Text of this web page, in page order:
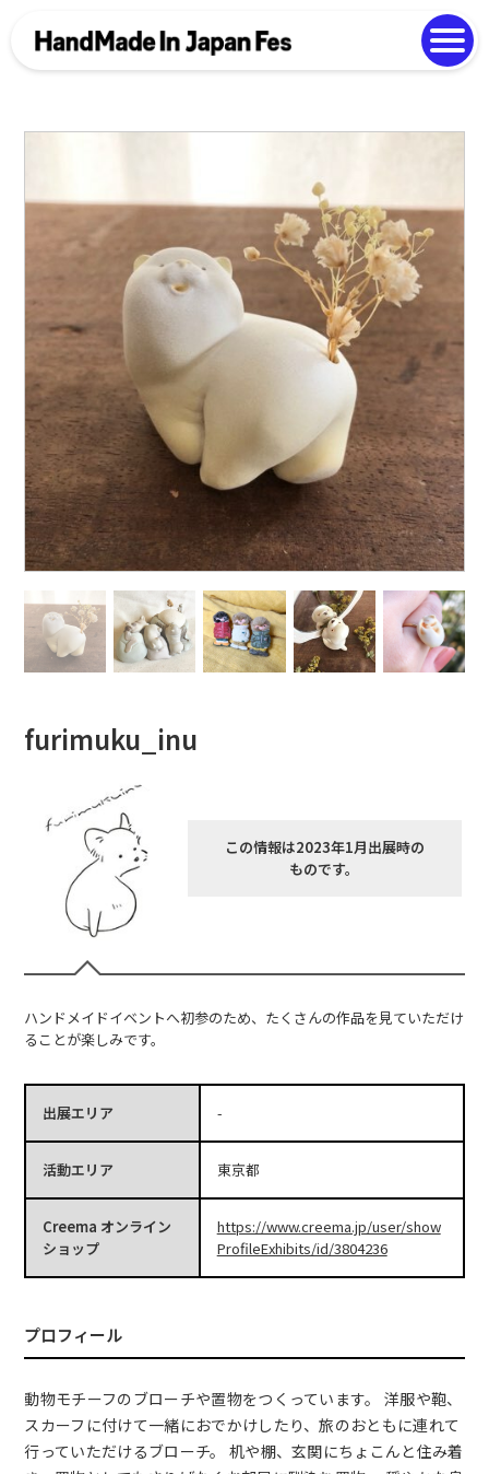
Photo Gallery
furimuku_inu
この情報は2023年1月出展時の
ものです。
ハンドメイドイベントへ初参のため、たくさんの作品を見ていただけ
ることが楽しみです。
出展エリア -
活動エリア 東京都
Creema オンライン
ショップ
https://www.creema.jp/user/show
ProfileExhibits/id/3804236
プロフィール
動物モチーフのブローチや置物をつくっています。 洋服や鞄、
スカーフに付けて一緒におでかけしたり、旅のおともに連れて
行っていただけるブローチ。 机や棚、玄関にちょこんと住み着